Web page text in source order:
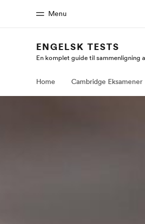
Menu
Velkommen til EF
ENGELSK TESTS
En komplet guide til sammenligning
Home Cambridge Eksamener